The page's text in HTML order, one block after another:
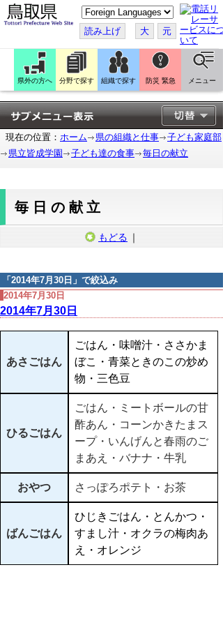
こ
の
ペ
ー
ジ
翻
訳
す
る
読み上げ 大 元
県外の方へ 分野で探す 組織で探す 防災 緊急 メニュー
現在の位置： ホーム 県の組織と仕事
子ども家庭部
県立皆成学園
子ども達の食事 毎日の献立
毎日の献立
もどる ｜
「 2014年7月30日 」で絞込み
2014年7月30日
2014年7月30日
あさごはん
ごはん・味噌汁・ささかま
ぼこ・青菜ときのこの炒め
物・三色豆
ひるごはん
ごはん・ミートボールの甘
酢あん・コーンかきたまス
ープ・いんげんと春雨のご
まあえ・バナナ・牛乳
おやつ さっぽろポテト・お茶
ばんごはん
ひじきごはん・とんかつ・
すまし汁・オクラの梅肉あ
え・オレンジ